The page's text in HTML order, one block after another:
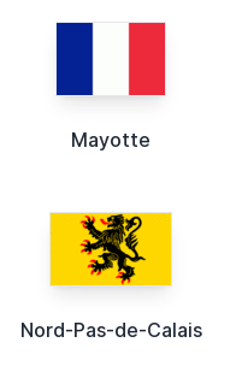
Mayotte
Nord-Pas-de-Calais